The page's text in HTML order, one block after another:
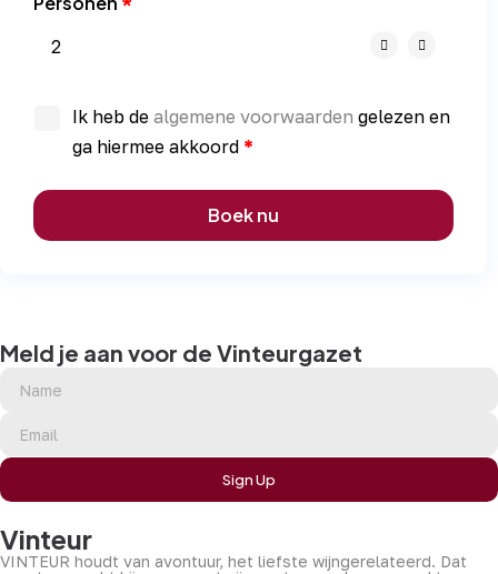
Ik heb de algemene voorwaarden gelezen en
ga hiermee akkoord
Boek nu
Meld je aan voor de Vinteurgazet
Sign Up
Vinteur
VINTEUR houdt van avontuur, het liefste wijngerelateerd. Dat